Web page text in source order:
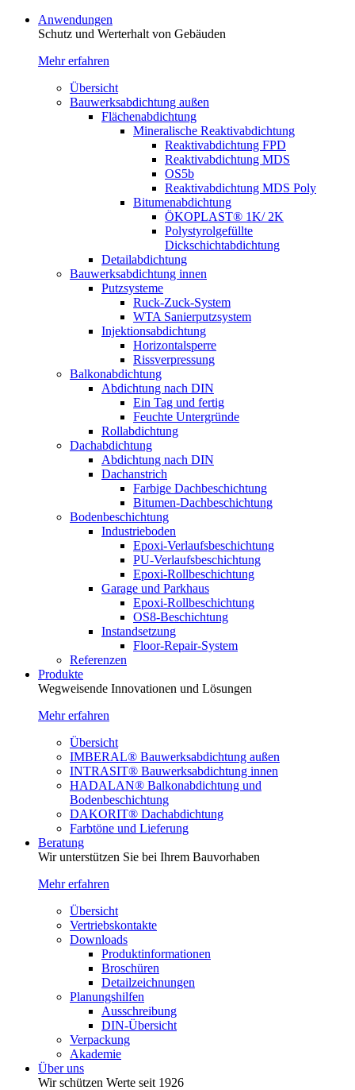
Anwendungen
Schutz und Werterhalt von Gebäude­n
Mehr erfahren
Übersicht
Bauwerksabdichtung außen
Flächenabdichtung
Mineralische Reaktivabdichtung
Reaktivabdichtung FPD
Reaktivabdichtung MDS
OS5b
Reaktivabdichtung MDS Poly
Bitumenabdichtung
ÖKOPLAST® 1K/ 2K
Polystyrolgefüllte
Dickschichtabdichtung
Detailabdichtung
Bauwerksabdichtung innen
Putzsysteme
Ruck-Zuck-System
WTA Sanierputzsystem
Injektionsabdichtung
Horizontalsperre
Rissverpressung
Balkonabdichtung
Abdichtung nach DIN
Ein Tag und fertig
Feuchte Untergründe
Rollabdichtung
Dachabdichtung
Abdichtung nach DIN
Dachanstrich
Farbige Dachbeschichtung
Bitumen-Dachbeschichtung
Bodenbeschichtung
Industrieboden
Epoxi-Verlaufsbeschichtung
PU-Verlaufsbeschichtung
Epoxi-Rollbeschichtung
Garage und Parkhaus
Epoxi-Rollbeschichtung
OS8-Beschichtung
Instandsetzung
Floor-Repair-System
Referenzen
Produkte
Wegweisende Innovationen und Lösungen
Mehr erfahren
Übersicht
IMBERAL® Bauwerksabdichtung außen
INTRASIT® Bauwerksabdichtung innen
HADALAN® Balkonabdichtung und
Bodenbeschichtung
DAKORIT® Dachabdichtung
Farbtöne und Lieferung
Beratung
Wir unterstützen Sie bei Ihrem Bauvorhaben
Mehr erfahren
Übersicht
Vertriebskontakte
Downloads
Produktinformationen
Broschüren
Detailzeichnungen
Planungshilfen
Ausschreibung
DIN-Übersicht
Verpackung
Akademie
Über uns
Wir schützen Werte seit 1926